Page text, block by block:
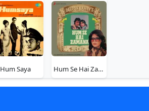
Hum Saya Hum Se Hai Zamana